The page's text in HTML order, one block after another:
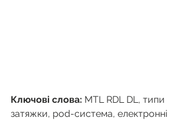
Ключові слова: MTL RDL DL, типи
затяжки, pod-система, електронні